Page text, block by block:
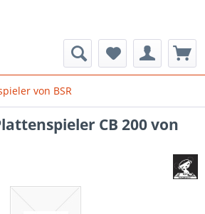
von BSR
CB 200 von